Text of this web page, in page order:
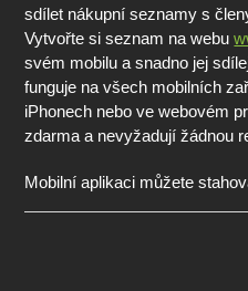
sdílet nákupní seznamy s
Vytvořte si seznam na webu
svém mobilu a snadno jej
funguje na všech mobilních
iPhonech nebo ve webovém
zdarma a nevyžadují žádnou
Mobilní aplikaci můžete